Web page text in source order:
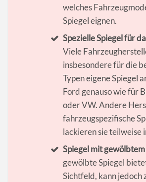
welches
Spiegel eignen.
Spezielle Spiegel für
Viele
insbesondere für die
Typen eigene Spiegel
Ford genauso wie für
oder VW. Andere
fahrzeugspezifische
lackieren sie teilweise
Spiegel mit gewölbtem
gewölbte Spiegel
Sichtfeld, kann jedoch